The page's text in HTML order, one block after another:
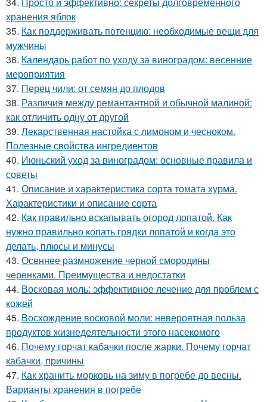
хранения яблок
35. Как поддерживать потенцию: необходимые вещи для
мужчины
36. Календарь работ по уходу за виноградом: весенние
мероприятия
37. Перец чили: от семян до плодов
38. Различия между ремантантной и обычной малиной:
как отличить одну от другой
39. Лекарственная настойка с лимоном и чесноком.
Полезные свойства ингредиентов
40. Июньский уход за виноградом: основные правила и
советы
41. Описание и характеристика сорта томата хурма.
Характеристики и описание сорта
42. Как правильно вскапывать огород лопатой. Как
нужно правильно копать грядки лопатой и когда это
делать, плюсы и минусы
43. Осеннее размножение черной смородины
черенками. Преимущества и недостатки
44. Восковая моль: эффективное лечение для проблем с
кожей
45. Восхождение восковой моли: невероятная польза
продуктов жизнедеятельности этого насекомого
46. Почему горчат кабачки после жарки. Почему горчат
кабачки, причины
47. Как хранить морковь на зиму в погребе до весны.
Варианты хранения в погребе